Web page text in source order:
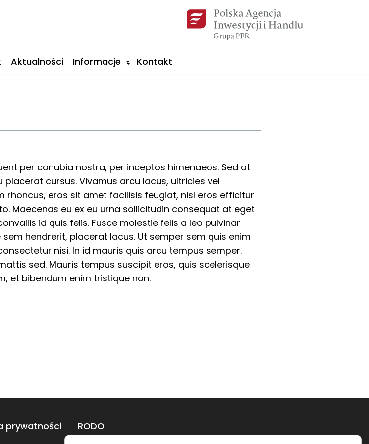
Aktualności Informacje Kontakt
per conubia nostra, per inceptos himenaeos. Sed at
cursus. Vivamus arcu lacus, ultricies vel
rhoncus, eros sit amet facilisis feugiat, nisl eros efficitur
Maecenas eu ex eu urna sollicitudin consequat at eget
id quis felis. Fusce molestie felis a leo pulvinar
hendrerit, placerat lacus. Ut semper sem quis enim
nisi. In id mauris quis arcu tempus semper.
sed. Mauris tempus suscipit eros, quis scelerisque
et bibendum enim tristique non.
prywatności RODO